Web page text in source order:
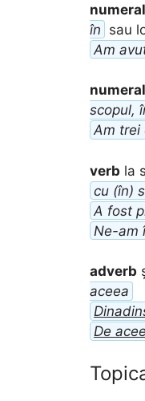
numeral
în sau
Am
numeral
scopul,
Am trei
verb la
cu (în)
A fost
Ne-am
adverb
aceea
De